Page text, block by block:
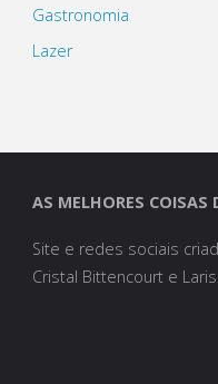
Gastronomia
Lazer
AS MELHORES COISAS
Site e redes sociais
Cristal Bittencourt e